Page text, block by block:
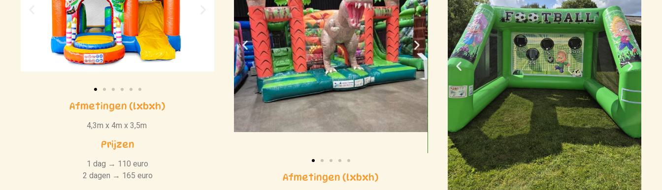
Afmetingen (lxbxh)
4,3m x 4m x 3,5m
Prijzen
1 dag → 110 euro
2 dagen → 165 euro
Afmetingen (lxbxh)